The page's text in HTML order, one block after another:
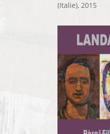
(Italie), 2015